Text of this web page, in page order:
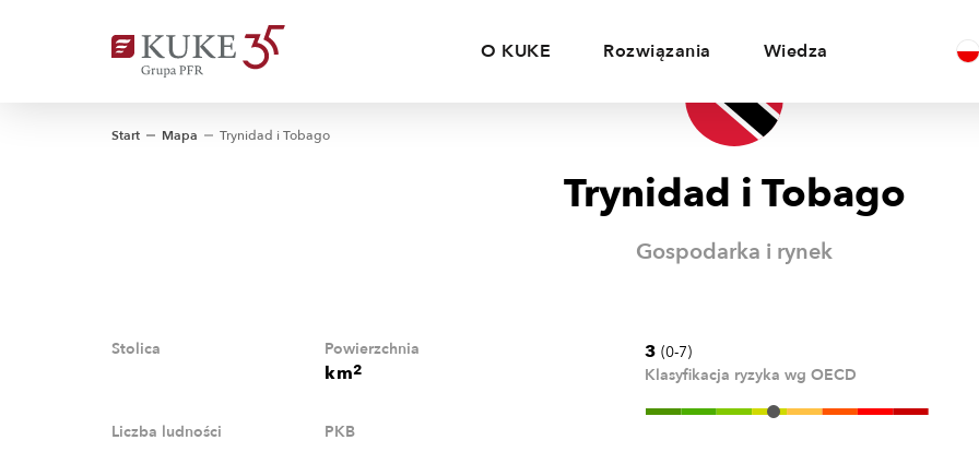
O KUKE Rozwiązania Wiedza
Start Mapa Trynidad i Tobago
Trynidad i Tobago
Gospodarka i rynek
Stolica
km2
Powierzchnia
Liczba ludności PKB
3 (0-7)
Klasyfikacja ryzyka wg OECD